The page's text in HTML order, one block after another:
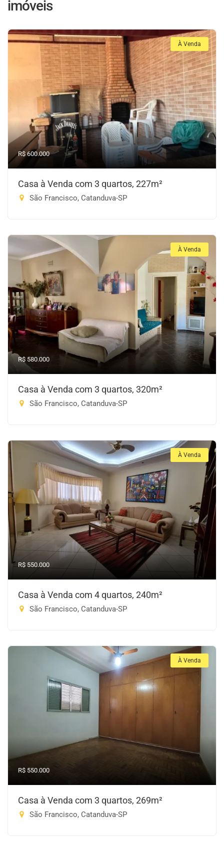
imóveis
À Venda
R$ 600.000
Casa à Venda com 3 quartos, 227m²
São Francisco, Catanduva-SP
À Venda
R$ 580.000
Casa à Venda com 3 quartos, 320m²
São Francisco, Catanduva-SP
À Venda
R$ 550.000
Casa à Venda com 4 quartos, 240m²
São Francisco, Catanduva-SP
À Venda
R$ 550.000
Casa à Venda com 3 quartos, 269m²
São Francisco, Catanduva-SP